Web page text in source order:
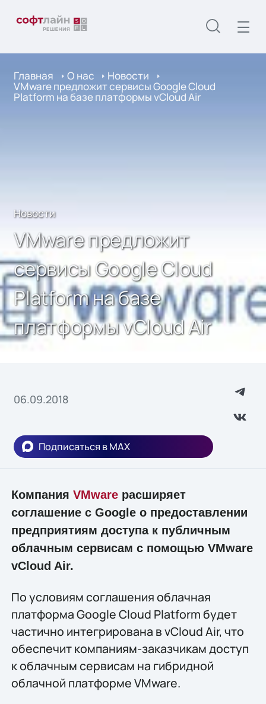
Главная О нас Новости
VMware предложит сервисы Google Cloud
Platform на базе платформы vCloud Air
Новости
VMware предложит
сервисы Google Cloud
Platform на базе
платформы vCloud Air
06.09.2018
Подписаться в MAX
Компания VMwareрасширяет
соглашение с Google о предоставлении
предприятиям доступа к публичным
облачным сервисам с помощью VMware
vCloud Air.
По условиям соглашения облачная
платформа Google Cloud Platform будет
частично интегрирована в vCloud Air, что
обеспечит компаниям-заказчикам доступ
к облачным сервисам на гибридной
облачной платформе VMware.